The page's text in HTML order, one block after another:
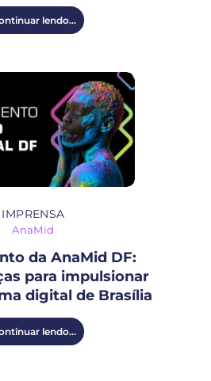
lendo...
IMPRENSA
AnaMid
da AnaMid DF:
para impulsionar
digital de Brasília
lendo...